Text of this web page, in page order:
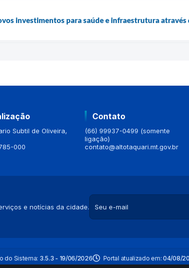
investimentos para saúde e infraestrutura
Subtil de Oliveira,
000
Contato
(66) 99937-0499 (somente
ligação)
contato@altotaquari.mt.gov.br
e notícias da cidade.
do Sistema: 3.5.3 - 19/06/2026 Portal atualizado em:04/08/